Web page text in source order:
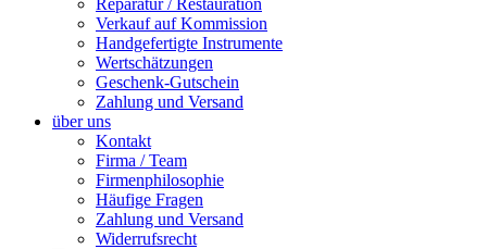
Reparatur / Restauration
Verkauf auf Kommission
Handgefertigte Instrumente
Wertschätzungen
Geschenk-Gutschein
Zahlung und Versand
über uns
Kontakt
Firma / Team
Firmenphilosophie
Häufige Fragen
Zahlung und Versand
Widerrufsrecht